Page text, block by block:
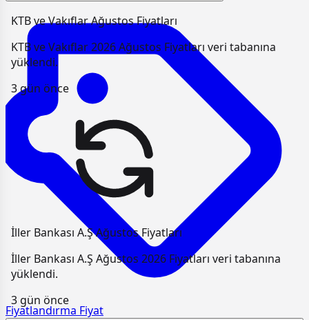
Fiyatlandırma Fiyat
KTB ve Vakıflar Ağustos Fiyatları
KTB ve Vakıflar 2026 Ağustos Fiyatları veri tabanına
yüklendi.
3 gün önce
İller Bankası A.Ş Ağustos Fiyatları
İller Bankası A.Ş Ağustos 2026 Fiyatları veri tabanına
yüklendi.
3 gün önce